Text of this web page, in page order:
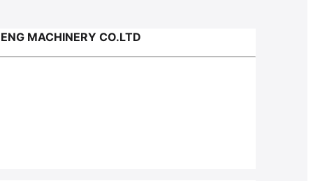
MACHINERY CO.LTD